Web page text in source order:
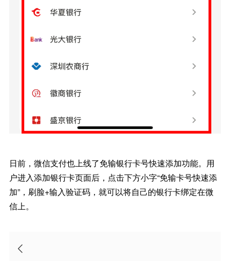
日前，微信支付也上线了免输银行卡号快速添加功能。用
户进入添加银行卡页面后，点击下方小字“免输卡号快速添
加”，刷脸+输入验证码，就可以将自己的银行卡绑定在微
信上。